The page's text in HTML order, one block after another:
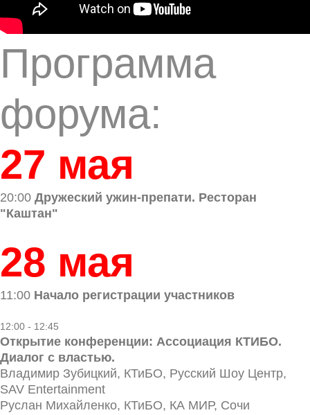
Программа
форума:
27 мая
20:00 Дружеский ужин-препати. Ресторан
"Каштан"
28 мая
11:00 Начало регистрации участников
12:00 - 12:45
Открытие конференции: Ассоциация КТИБО.
Диалог с властью.
Владимир Зубицкий, КТиБО, Русский Шоу Центр,
SAV Entertainment
Руслан Михайленко, КТиБО, КА МИР, Сочи